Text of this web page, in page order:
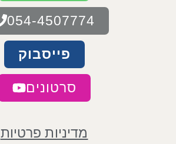
054-4507774
פייסבוק
סרטונים
מדיניות פרטיות